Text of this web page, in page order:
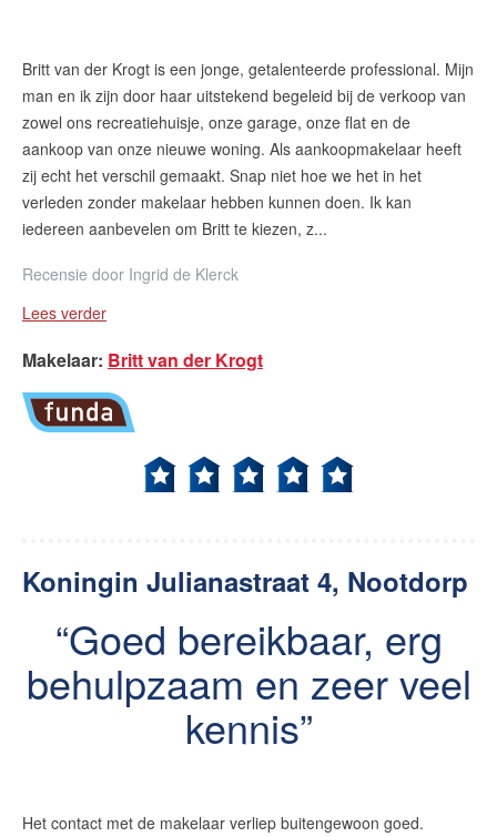
Britt van der Krogt is een jonge, getalenteerde professional. Mijn
man en ik zijn door haar uitstekend begeleid bij de verkoop van
zowel ons recreatiehuisje, onze garage, onze flat en de
aankoop van onze nieuwe woning. Als aankoopmakelaar heeft
zij echt het verschil gemaakt. Snap niet hoe we het in het
verleden zonder makelaar hebben kunnen doen. Ik kan
iedereen aanbevelen om Britt te kiezen, z...
Recensie door Ingrid de Klerck
Lees verder
Makelaar: Britt van der Krogt
Koningin Julianastraat 4, Nootdorp
Goed bereikbaar, erg
behulpzaam en zeer veel
kennis
Het contact met de makelaar verliep buitengewoon goed.